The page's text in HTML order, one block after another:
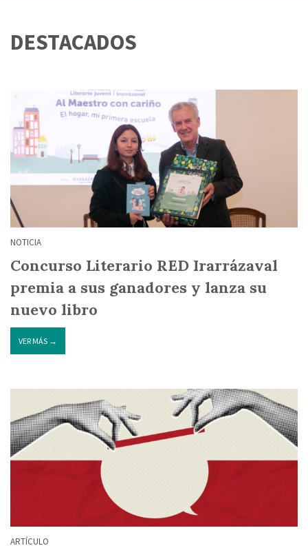
DESTACADOS
NOTICIA
Concurso Literario RED Irarrázaval
premia a sus ganadores y lanza su
nuevo libro
VER MÁS →
ARTÍCULO